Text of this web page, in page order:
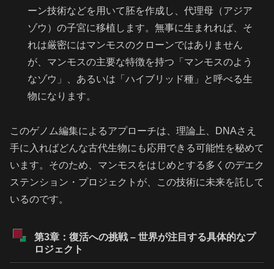
ーン技術などを用いて胚を作成し、代理母（アジア
ゾウ）の子宮に移植します。無事に生まれれば、そ
れは厳密にはマンモスのクローンではありません
が、マンモスの主要な特徴を持つ「マンモスのよう
なゾウ」、あるいは「ハイブリッド種」と呼べる生
物になります。
このゲノム編集によるアプローチは、理論上、DNAさえ
手に入ればどんな古代生物にも応用できる可能性を秘めて
います。そのため、マンモスをはじめとする多くのデエク
ステンション・プロジェクトが、この技術に未来を託して
いるのです。
第3章：復活への挑戦 – 世界が注目する具体的なプ
ロジェクト